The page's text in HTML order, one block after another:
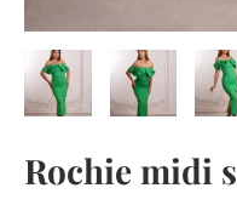
Rochie midi